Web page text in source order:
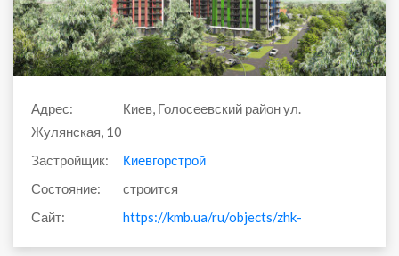
Адрес:
Киев, Голосеевский район ул.
Жулянская, 10
Застройщик:
Киевгорстрой
Состояние:
строится
Сайт:
https://kmb.ua/ru/objects/zhk-na-